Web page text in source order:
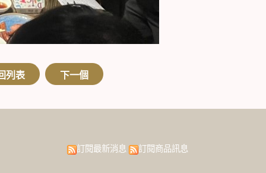
列表 下一個
訂閱最新消息
訂閱商品訊息